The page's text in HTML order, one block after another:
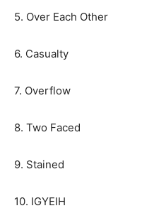
5. Over Each Other
6. Casualty
7. Overflow
8. Two Faced
9. Stained
10. IGYEIH